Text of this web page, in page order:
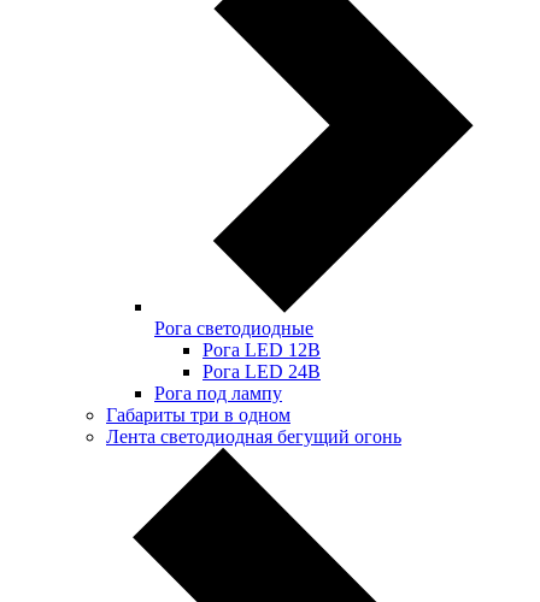
Рога светодиодные
Рога LED 12В
Рога LED 24В
Рога под лампу
Габариты три в одном
Лента светодиодная бегущий огонь